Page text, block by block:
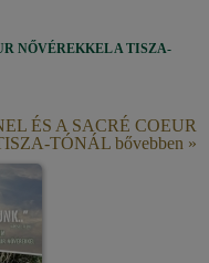
NŐVÉREKKEL A TISZA-
ÉS A SACRÉ COEUR
TÓNÁL bővebben »